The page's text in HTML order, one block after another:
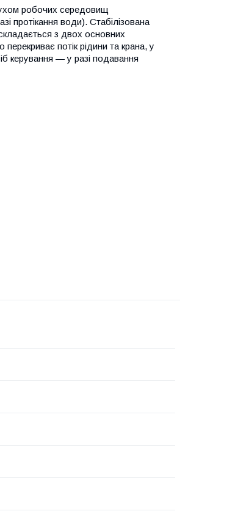
робочих середовищ
протікання води). Стабілізована
з двох основних
потік рідини та крана, у
керування — у разі подавання